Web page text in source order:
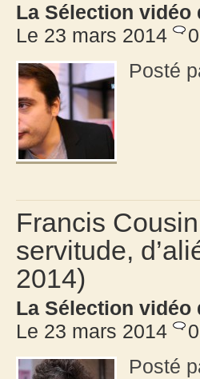
La Sélection vidéo
Le 23 mars 2014
0
Posté
Francis
servitude,
2014)
La Sélection vidéo
Le 23 mars 2014
0
Posté